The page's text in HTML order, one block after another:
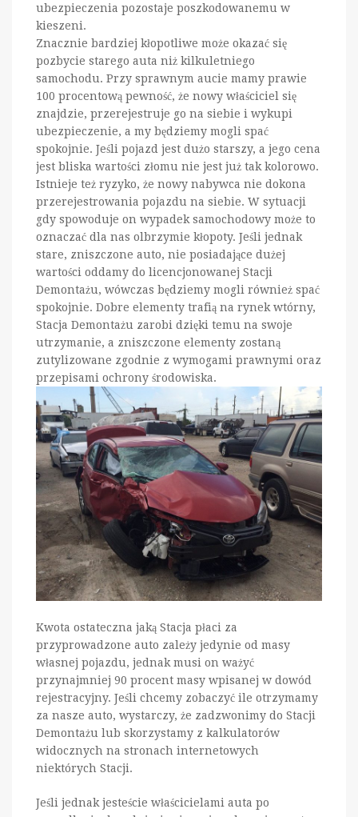
ubezpieczenia pozostaje poszkodowanemu w
kieszeni.
Znacznie bardziej kłopotliwe może okazać się
pozbycie starego auta niż kilkuletniego
samochodu. Przy sprawnym aucie mamy prawie
100 procentową pewność, że nowy właściciel się
znajdzie, przerejestruje go na siebie i wykupi
ubezpieczenie, a my będziemy mogli spać
spokojnie. Jeśli pojazd jest dużo starszy, a jego cena
jest bliska wartości złomu nie jest już tak kolorowo.
Istnieje też ryzyko, że nowy nabywca nie dokona
przerejestrowania pojazdu na siebie. W sytuacji
gdy spowoduje on wypadek samochodowy może to
oznaczać dla nas olbrzymie kłopoty. Jeśli jednak
stare, zniszczone auto, nie posiadające dużej
wartości oddamy do licencjonowanej Stacji
Demontażu, wówczas będziemy mogli również spać
spokojnie. Dobre elementy trafią na rynek wtórny,
Stacja Demontażu zarobi dzięki temu na swoje
utrzymanie, a zniszczone elementy zostaną
zutylizowane zgodnie z wymogami prawnymi oraz
przepisami ochrony środowiska.
Kwota ostateczna jaką Stacja płaci za
przyprowadzone auto zależy jedynie od masy
własnej pojazdu, jednak musi on ważyć
przynajmniej 90 procent masy wpisanej w dowód
rejestracyjny. Jeśli chcemy zobaczyć ile otrzymamy
za nasze auto, wystarczy, że zadzwonimy do Stacji
Demontażu lub skorzystamy z kalkulatorów
widocznych na stronach internetowych
niektórych Stacji.
Jeśli jednak jesteście właścicielami auta po